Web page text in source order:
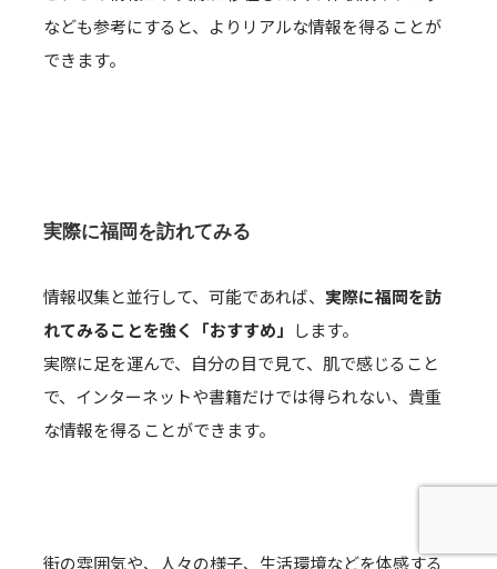
なども参考にすると、よりリアルな情報を得ることが
できます。
実際に福岡を訪れてみる
情報収集と並行して、可能であれば、 実際に福岡を訪
れてみることを強く「おすすめ」 します。
実際に足を運んで、自分の目で見て、肌で感じること
で、インターネットや書籍だけでは得られない、貴重
な情報を得ることができます。
街の雰囲気や、人々の様子、生活環境などを体感する